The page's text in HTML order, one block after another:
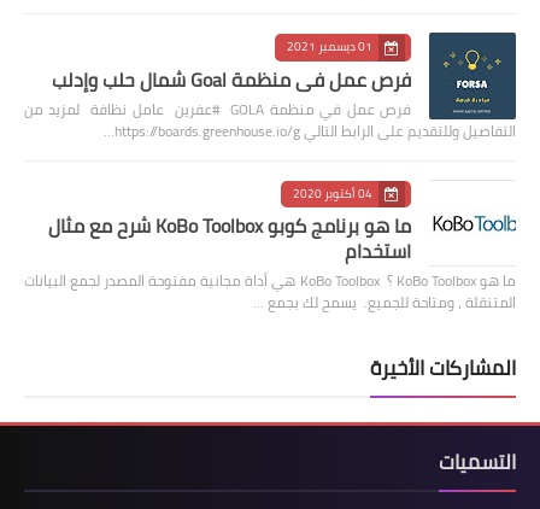
01 ديسمبر 2021
فرص عمل في منظمة Goal شمال حلب وإدلب
فرص عمل في منظمة GOLA #عفرين عامل نظافة لمزيد من
التفاصيل وللتقديم على الرابط التالي https://boards.greenhouse.io/g…
04 أكتوبر 2020
ما هو برنامج كوبو KoBo Toolbox شرح مع مثال
استخدام
ما هو KoBo Toolbox ؟ KoBo Toolbox هي أداة مجانية مفتوحة المصدر لجمع البيانات
المتنقلة ، ومتاحة للجميع. يسمح لك بجمع …
المشاركات الأخيرة
التسميات